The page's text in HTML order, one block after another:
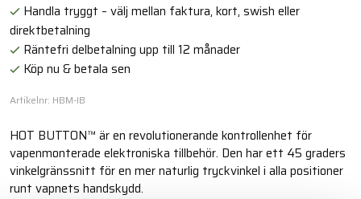
Handla tryggt – välj mellan faktura, kort, swish eller
direktbetalning
Räntefri delbetalning upp till 12 månader
Köp nu & betala sen
Artikelnr: HBM-IB
HOT BUTTON™ är en revolutionerande kontrollenhet för
vapenmonterade elektroniska tillbehör. Den har ett 45 graders
vinkelgränssnitt för en mer naturlig tryckvinkel i alla positioner
runt vapnets handskydd.